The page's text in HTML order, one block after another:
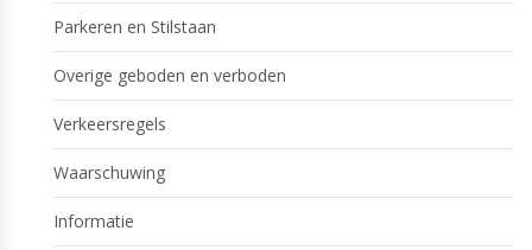
Parkeren en Stilstaan
Overige geboden en verboden
Verkeersregels
Waarschuwing
Informatie